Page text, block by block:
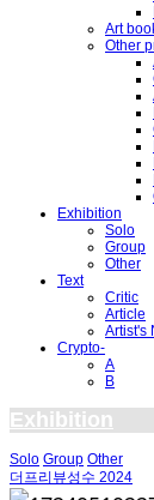
Art
Other
Exhibition
Solo
Group
Other
Text
Critic
Article
Artist's
Crypto-
A
B
Exhibition
Solo Group Other
더프리뷰성수 2024